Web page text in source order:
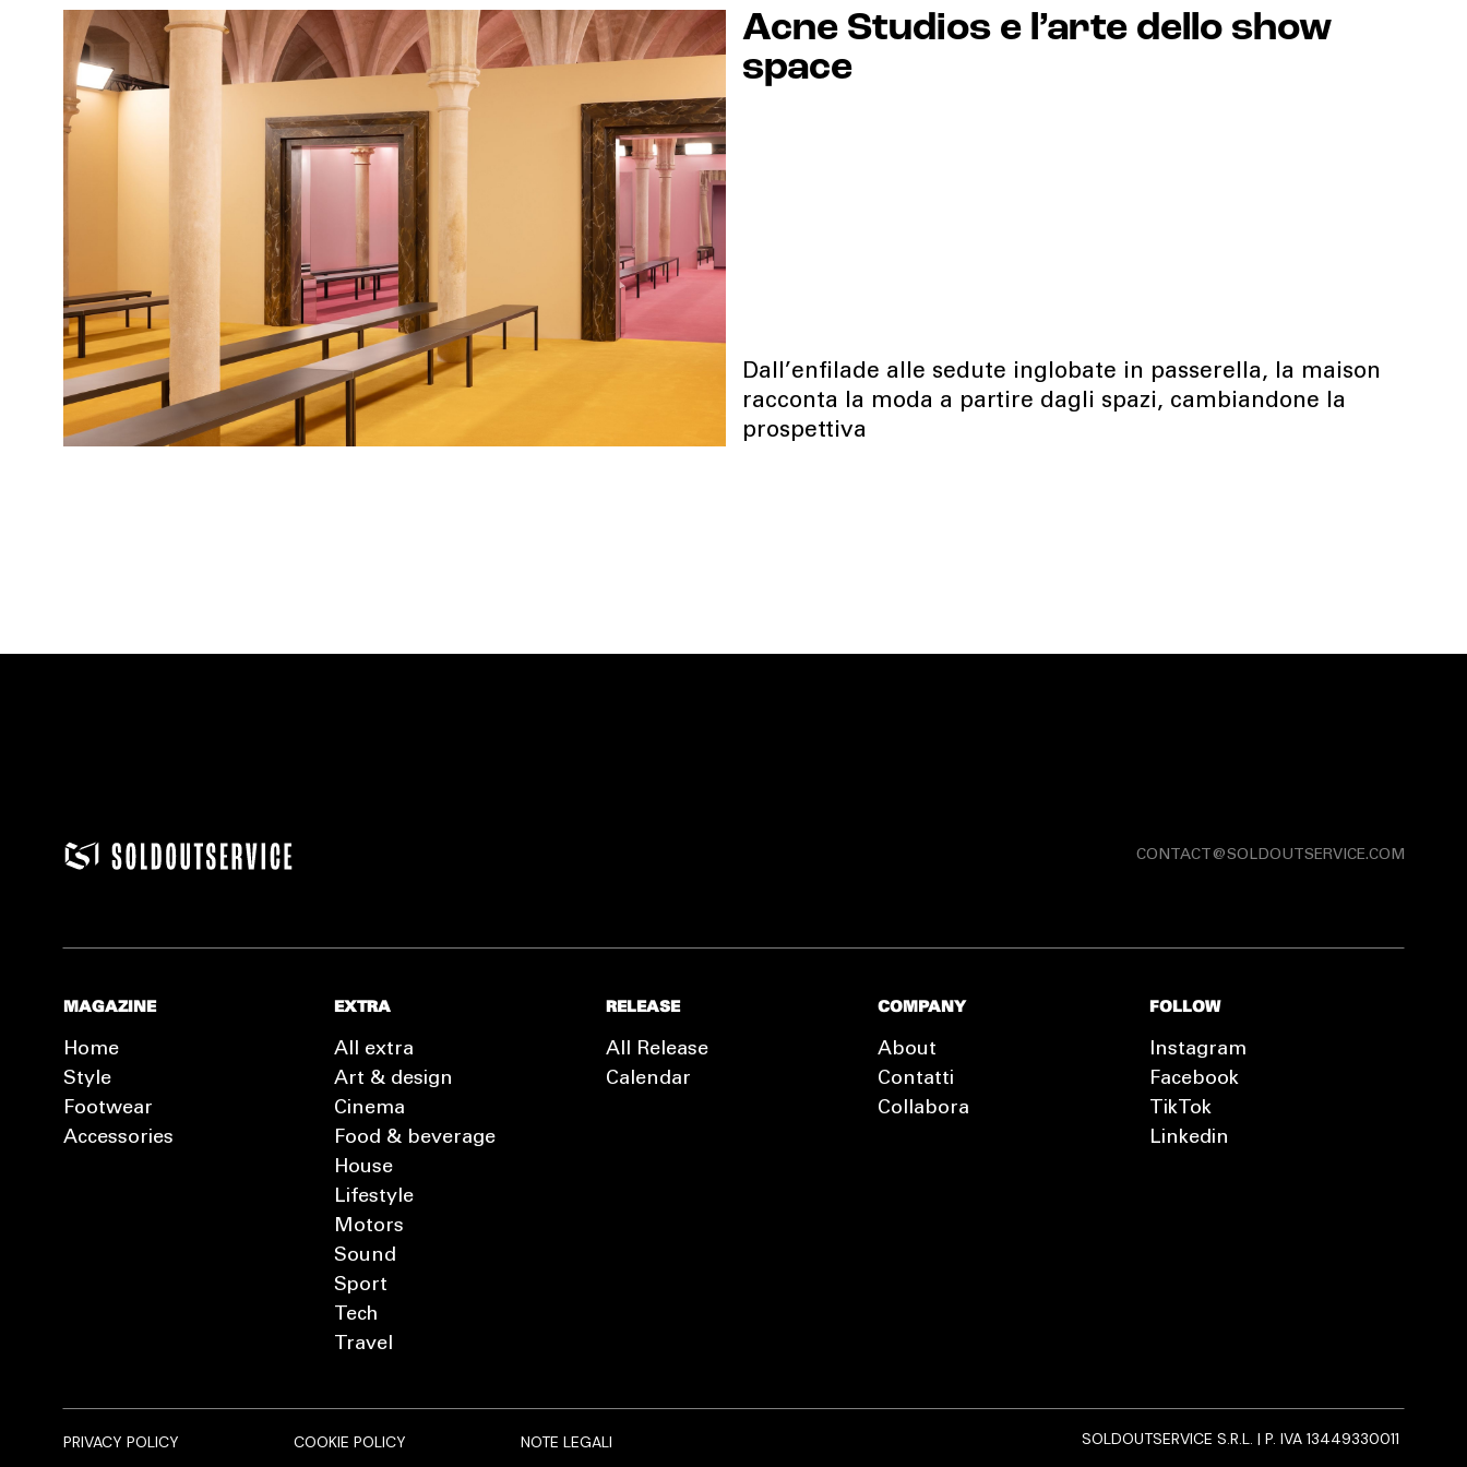
Acne Studios e l’arte dello show
space
Dall’enfilade alle sedute inglobate in passerella, la maison
racconta la moda a partire dagli spazi, cambiandone la
prospettiva
CONTACT@SOLDOUTSERVICE.COM
MAGAZINE
Home
Style
Footwear
Accessories
EXTRA
All extra
Art & design
Cinema
Food & beverage
House
Lifestyle
Motors
Sound
Sport
Tech
Travel
RELEASE
All Release
Calendar
COMPANY
About
Contatti
Collabora
FOLLOW
Instagram
Facebook
TikTok
Linkedin
PRIVACY POLICY COOKIE POLICY NOTE LEGALI SOLDOUTSERVICE S.R.L. | P. IVA 13449330011